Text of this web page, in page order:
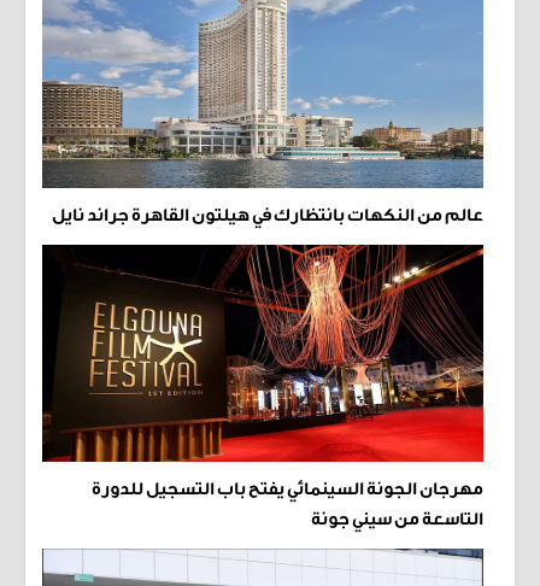
عالم من النكهات بانتظارك في هيلتون القاهرة جراند نايل
مهرجان الجونة السينمائي يفتح باب التسجيل للدورة
التاسعة من سيني جونة